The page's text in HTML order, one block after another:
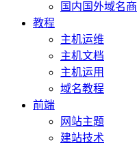
国内国外域名商
教程
主机运维
主机文档
主机运用
域名教程
前端
网站主题
建站技术